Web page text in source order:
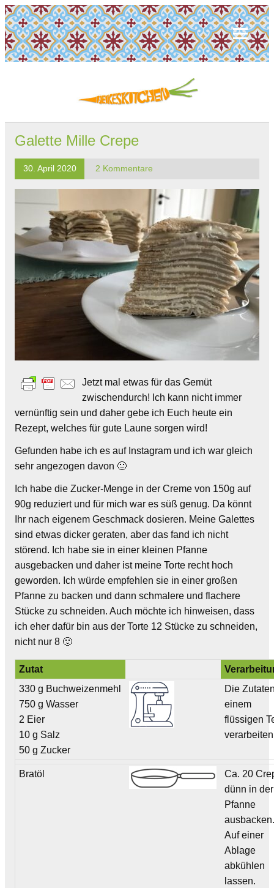
Galette Mille Crepe
30. April 2020 2 Kommentare
Jetzt mal etwas für das Gemüt
zwischendurch! Ich kann nicht immer
vernünftig sein und daher gebe ich Euch heute ein
Rezept, welches für gute Laune sorgen wird!
Gefunden habe ich es auf Instagram und ich war gleich
sehr angezogen davon 🙂
Ich habe die Zucker-Menge in der Creme von 150g auf
90g reduziert und für mich war es süß genug. Da könnt
Ihr nach eigenem Geschmack dosieren. Meine Galettes
sind etwas dicker geraten, aber das fand ich nicht
störend. Ich habe sie in einer kleinen Pfanne
ausgebacken und daher ist meine Torte recht hoch
geworden. Ich würde empfehlen sie in einer großen
Pfanne zu backen und dann schmalere und flachere
Stücke zu schneiden. Auch möchte ich hinweisen, dass
ich eher dafür bin aus der Torte 12 Stücke zu schneiden,
nicht nur 8 🙂
Zutat
330 g Buchweizenmehl
750 g Wasser
2 Eier
10 g Salz
50 g Zucker
Die
einem
flüssigen
Bratöl
Ca. 20
dünn in der
Pfanne
Auf einer
Ablage
abkühlen
lassen.